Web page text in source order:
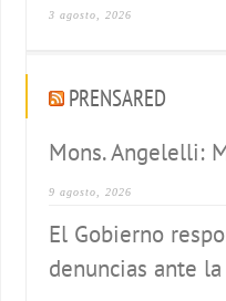
3 agosto, 2026
PRENSARED
Mons. Angelelli:
9 agosto, 2026
El Gobierno
denuncias ante